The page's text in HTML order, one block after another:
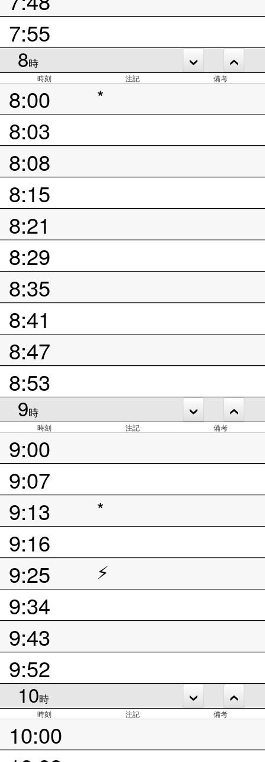
7:55
8時
時刻 注記 備考
8:00 *
8:03
8:08
8:15
8:21
8:29
8:35
8:41
8:47
8:53
9時
時刻 注記 備考
9:00
9:07
9:13
*
9:16
9:25
⚡
9:34
9:43
9:52
10時
時刻 注記 備考
10:00